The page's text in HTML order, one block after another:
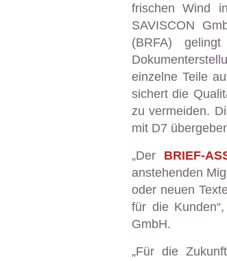
frischen Wind
SAVISCON
(BRFA)
einzelne Teile
sichert die
zu vermeiden.
mit D7
„Der BRIEF-
anstehenden
oder neuen
für die
GmbH.
„Für die